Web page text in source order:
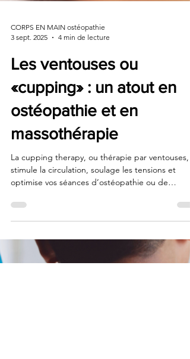
CORPS EN MAIN ostéopathie
3 sept. 2025
4 min de lecture
Les ventouses ou
«cupping» : un atout en
ostéopathie et en
massothérapie
stimule la circulation, soulage les tensions et
optimise vos séances d’ostéopathie ou de